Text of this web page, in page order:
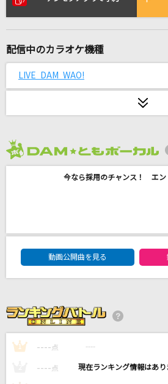
さよならエレジー
感電(ビデオクリップバージョ
東京スカパラダイスオーケストラ
オドループ
Da-iCE
[生音]To Love You More [ト
配信中のカラオケ機種
LIVE DAM WAO!
今なら採用のチャンス！ エン
DAM★ともボーカルエントリ
動画公開曲を見る
1 ---- 点 ----
---- 点 ----